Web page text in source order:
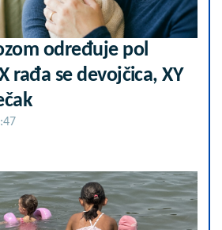
određuje pol
rađa se devojčica, XY